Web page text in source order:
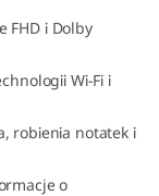
FHD i Dolby
Wi-Fi i
robienia notatek i
o